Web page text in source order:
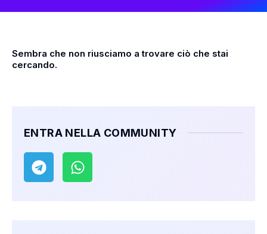
Sembra che non riusciamo a trovare ciò che stai
cercando.
ENTRA NELLA COMMUNITY